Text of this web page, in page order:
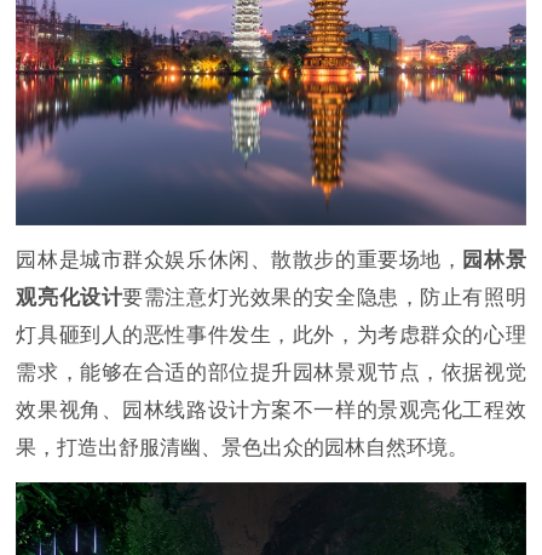
园林是城市群众娱乐休闲、散散步的重要场地， 园林景
观亮化设计要需注意灯光效果的安全隐患，防止有照明
灯具砸到人的恶性事件发生，此外，为考虑群众的心理
需求，能够在合适的部位提升园林景观节点，依据视觉
效果视角、园林线路设计方案不一样的景观亮化工程效
果，打造出舒服清幽、景色出众的园林自然环境。